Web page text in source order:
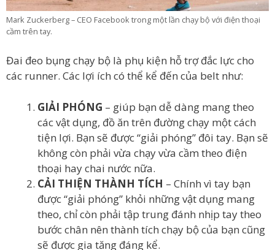
Mark Zuckerberg – CEO Facebook trong một lần chạy bộ với điện thoại
cầm trên tay.
Đai đeo bụng chạy bộ là phụ kiện hỗ trợ đắc lực cho
các runner. Các lợi ích có thể kể đến của belt như:
GIẢI PHÓNG – giúp bạn dễ dàng mang theo
các vật dụng, đồ ăn trên đường chạy một cách
tiện lợi. Bạn sẽ được “giải phóng” đôi tay. Bạn sẽ
không còn phải vừa chạy vừa cầm theo điện
thoại hay chai nước nữa.
CẢI THIỆN THÀNH TÍCH – Chính vì tay bạn
được “giải phóng” khỏi những vật dụng mang
theo, chỉ còn phải tập trung đánh nhịp tay theo
bước chân nên thành tích chạy bộ của bạn cũng
sẽ được gia tăng đáng kể.